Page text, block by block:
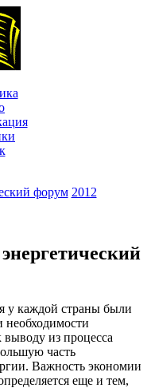
форум 2012
у каждой страны были
из процесса
часть
Важность экономии
еще и тем,